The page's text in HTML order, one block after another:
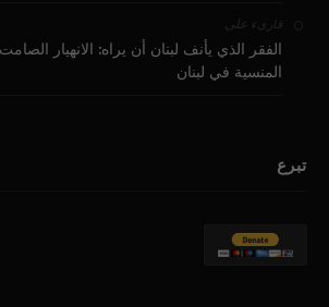
قارىء على
الفقر الذي يأنف لبنان أن يراه: الانهيار
المنسية في لبنان
تبرع